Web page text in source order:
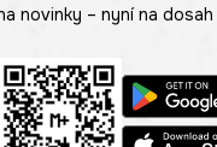
novinky – nyní na dosah